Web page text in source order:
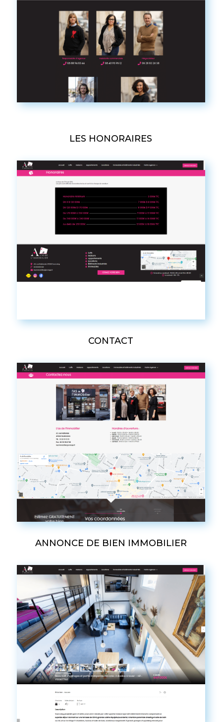
LES HONORAIRES
CONTACT
ANNONCE DE BIEN IMMOBILIER